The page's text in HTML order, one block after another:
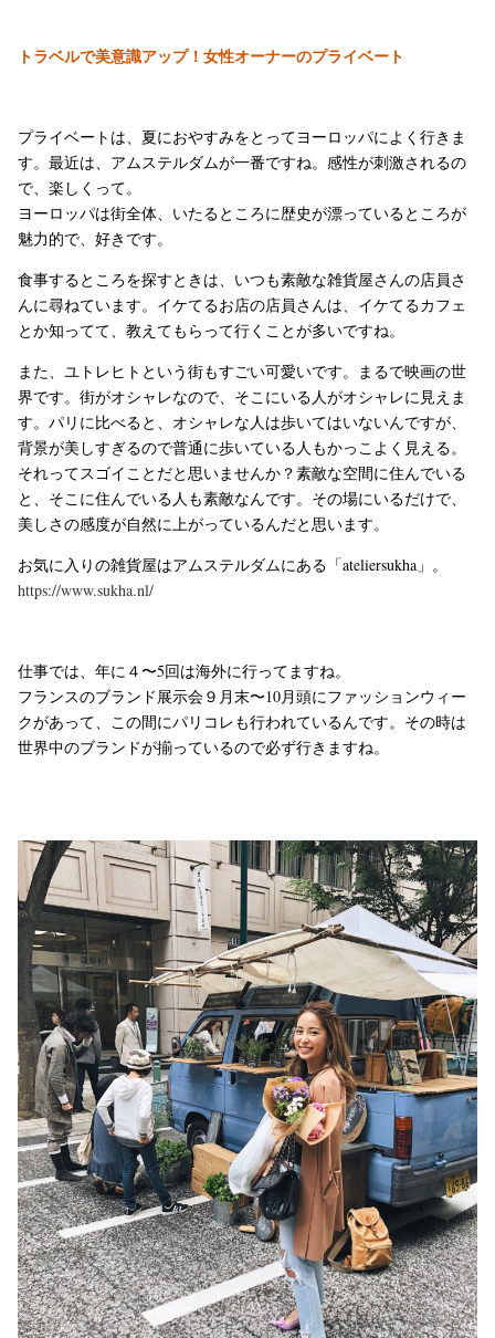
トラベルで美意識アップ！女性オーナーのプライベート
プライベートは、夏におやすみをとってヨーロッパによく行きま
す。最近は、アムステルダムが一番ですね。感性が刺激されるの
で、楽しくって。
ヨーロッパは街全体、いたるところに歴史が漂っているところが
魅力的で、好きです。
食事するところを探すときは、いつも素敵な雑貨屋さんの店員さ
んに尋ねています。イケてるお店の店員さんは、イケてるカフェ
とか知ってて、教えてもらって行くことが多いですね。
また、ユトレヒトという街もすごい可愛いです。まるで映画の世
界です。街がオシャレなので、そこにいる人がオシャレに見えま
す。パリに比べると、オシャレな人は歩いてはいないんですが、
背景が美しすぎるので普通に歩いている人もかっこよく見える。
それってスゴイことだと思いませんか？素敵な空間に住んでいる
と、そこに住んでいる人も素敵なんです。その場にいるだけで、
美しさの感度が自然に上がっているんだと思います。
お気に入りの雑貨屋はアムステルダムにある「ateliersukha」。
https://www.sukha.nl/
仕事では、年に４〜5回は海外に行ってますね。
フランスのブランド展示会９月末〜10月頭にファッションウィー
クがあって、この間にパリコレも行われているんです。その時は
世界中のブランドが揃っているので必ず行きますね。